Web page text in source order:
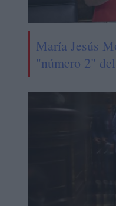
María Jesús
"número 2"